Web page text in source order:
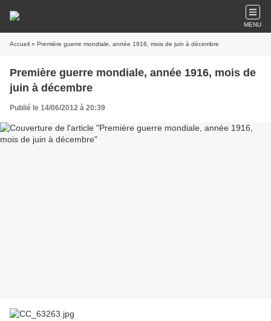
MENU
Accueil » Première guerre mondiale, année 1916, mois de juin à décembre
Première guerre mondiale, année 1916, mois de
juin à décembre
Publié le 14/06/2012 à 20:39